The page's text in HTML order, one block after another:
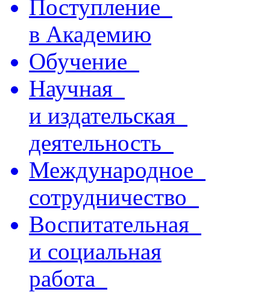
Поступление
в Академию
Обучение
Научная
и издательская
деятельность
Международное
сотрудничество
Воспитательная
и социальная
работа